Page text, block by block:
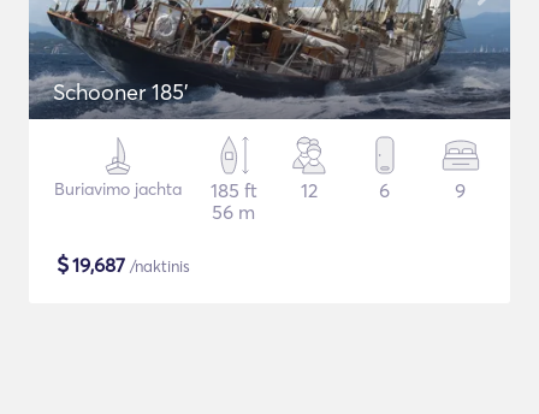
Schooner 185'
Buriavimo jachta
185 ft
56 m
12 6 9
$19,687 /naktinis